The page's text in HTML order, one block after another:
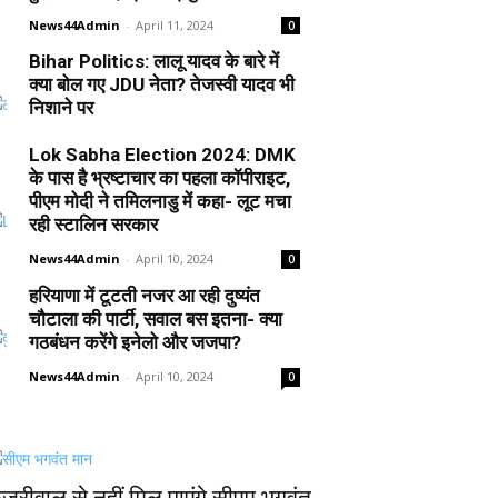
News44Admin - April 11, 2024 0
Bihar Politics: लालू यादव के बारे में
क्या बोल गए JDU नेता? तेजस्वी यादव भी
निशाने पर
Lok Sabha Election 2024: DMK
के पास है भ्रष्टाचार का पहला कॉपीराइट,
पीएम मोदी ने तमिलनाडु में कहा- लूट मचा
रही स्टालिन सरकार
News44Admin - April 10, 2024 0
हरियाणा में टूटती नजर आ रही दुष्यंत
चौटाला की पार्टी, सवाल बस इतना- क्या
गठबंधन करेंगे इनेलो और जजपा?
News44Admin - April 10, 2024 0